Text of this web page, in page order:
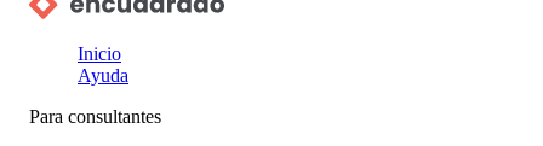
Inicio
Ayuda
Para consultantes